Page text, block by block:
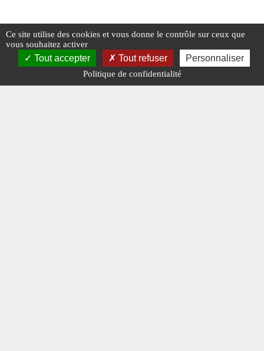
#EDITO #N°418 #EN
#POINTS CHAUDS
Ce site utilise des cookies et vous donne le contrôle sur ceux que
vous souhaitez activer
Tout accepter Tout refuser Personnaliser
Politique de confidentialité